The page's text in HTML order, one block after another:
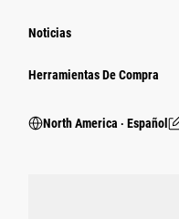
Noticias
Herramientas De Compra
North America ‧ Español